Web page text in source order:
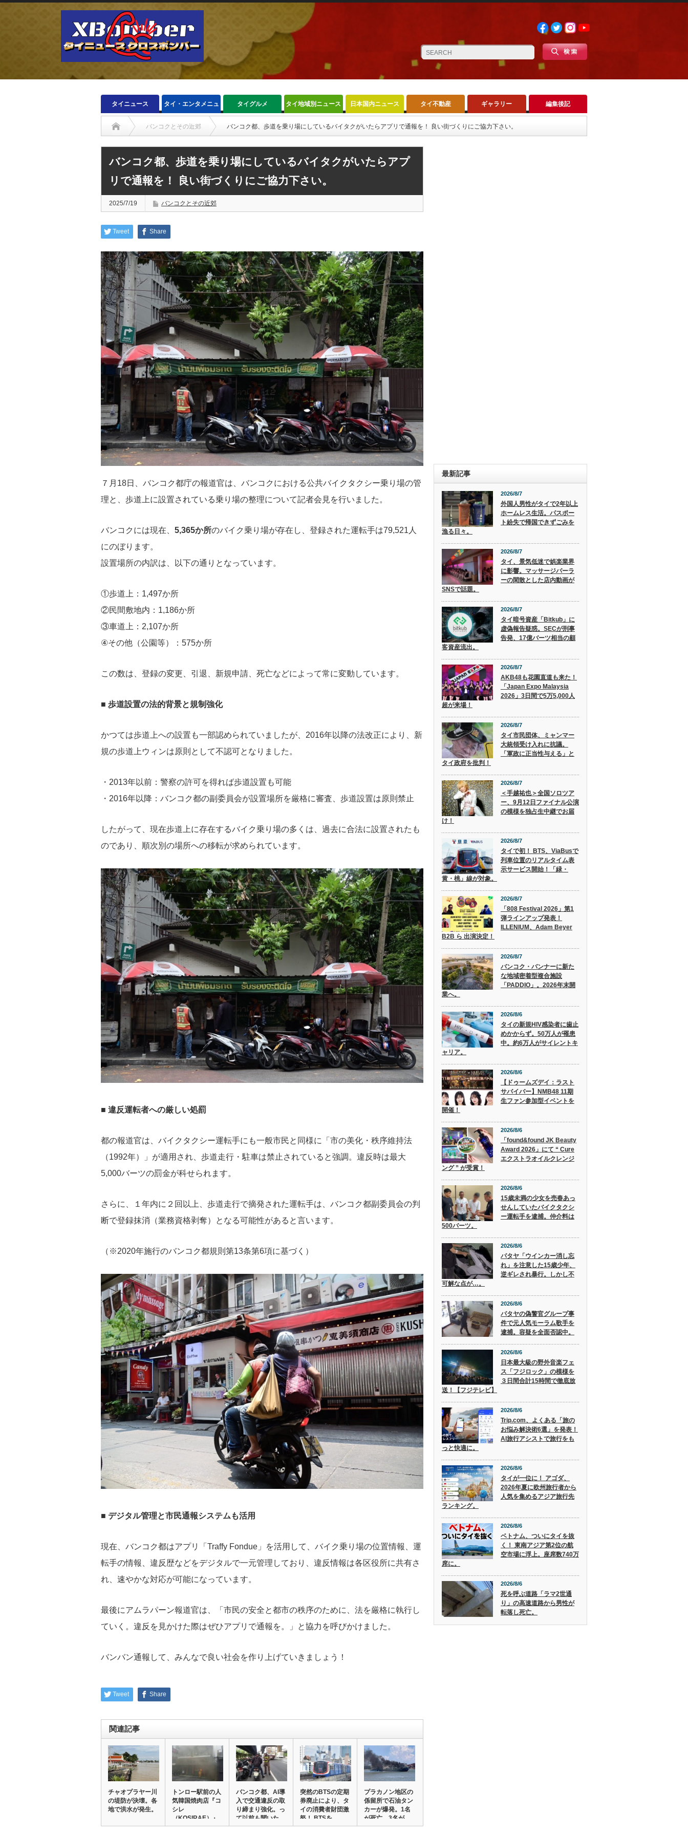
タイニュース タイ・エンタメニュ
ース
タイグルメ タイ地域別ニュース 日本国内ニュース タイ不動産 ギャラリー 編集後記
バンコクとその近郊 バンコク都、歩道を乗り場にしているバイタクがいたらアプリで通報を！ 良い街づくりにご協力下さい。
バンコク都、歩道を乗り場にしているバイタクがいたらアプ
リで通報を！ 良い街づくりにご協力下さい。
2025/7/19 バンコクとその近郊
Tweet Share
７月18日、バンコク都庁の報道官は、バンコクにおける公共バイクタクシー乗り場の管
理と、歩道上に設置されている乗り場の整理について記者会見を行いました。
バンコクには現在、 5,365か所のバイク乗り場が存在し、登録された運転手は79,521人
にのぼります。
設置場所の内訳は、以下の通りとなっています。
①歩道上：1,497か所
②民間敷地内：1,186か所
③車道上：2,107か所
④その他（公園等）：575か所
この数は、登録の変更、引退、新規申請、死亡などによって常に変動しています。
■ 歩道設置の法的背景と規制強化
かつては歩道上への設置も一部認められていましたが、2016年以降の法改正により、新
規の歩道上ウィンは原則として不認可となりました。
・2013年以前：警察の許可を得れば歩道設置も可能
・2016年以降：バンコク都の副委員会が設置場所を厳格に審査、歩道設置は原則禁止
したがって、現在歩道上に存在するバイク乗り場の多くは、過去に合法に設置されたも
のであり、順次別の場所への移転が求められています。
■ 違反運転者への厳しい処罰
都の報道官は、バイクタクシー運転手にも一般市民と同様に「市の美化・秩序維持法
（1992年）」が適用され、歩道走行・駐車は禁止されていると強調。違反時は最大
5,000バーツの罰金が科せられます。
さらに、１ 年内に２回以上、歩道走行で摘発された運転手は、バンコク都副委員会の判
断で登録抹消（業務資格剥奪）となる可能性があると言います。
（※2020年施行のバンコク都規則第13条第6項に基づく）
■ デジタル管理と市民通報システムも活用
現在、バンコク都はアプリ「Traffy Fondue」を活用して、バイク乗り場の位置情報、運
転手の情報、違反歴などをデジタルで一元管理しており、違反情報は各区役所に共有さ
れ、速やかな対応が可能になっています。
最後にアムラパーン報道官は、「市民の安全と都市の秩序のために、法を厳格に執行し
ていく。違反を見かけた際はぜひアプリで通報を。」と協力を呼びかけました。
バンバン通報して、みんなで良い社会を作り上げていきましょう！
Tweet Share
関連記事
チャオプラヤー川
の堤防が決壊。各
地で洪水が発生。
トンロー駅前の人
気韓国焼肉店『コ
シレ
（KOSIRAE）』
で火事。…
バンコク都、AI導
入で交通違反の取
り締まり強化。っ
て以前も聞いた…
突然のBTSの定期
券廃止により、タ
イの消費者財団激
怒！ BTSを…
プラカノン地区の
係留所で石油タン
カーが爆発。1名
が死亡、3名が
負…
最新記事
2026/8/7
外国人男性がタイで2年以上
ホームレス生活。パスポー
ト紛失で帰国できずごみを
漁る日々。
2026/8/7
タイ、景気低迷で娯楽業界
に影響。マッサージパーラ
ーの閑散とした店内動画が
SNSで話題。
2026/8/7
タイ暗号資産「Bitkub」に
虚偽報告疑惑。SECが刑事
告発、17億バーツ相当の顧
客資産流出。
2026/8/7
AKB48も花園直道も来た！
「Japan Expo Malaysia
2026」3日間で5万5,000人
超が来場！
2026/8/7
タイ市民団体、ミャンマー
大統領受け入れに抗議。
「軍政に正当性与える」と
タイ政府を批判！
2026/8/7
＜手越祐也＞全国ソロツア
ー、9月12日ファイナル公演
の模様を独占生中継でお届
け！
2026/8/7
タイで初！ BTS、ViaBusで
列車位置のリアルタイム表
示サービス開始！「緑・
黄・桃」線が対象。
2026/8/7
「808 Festival 2026」第1
弾ラインアップ発表！
ILLENIUM、Adam Beyer
B2B ら 出演決定！
2026/8/7
バンコク・バンナーに新た
な地域密着型複合施設
「PADDIO」。2026年末開
業へ。
2026/8/6
タイの新規HIV感染者に歯止
めかからず。50万人が罹患
中。約6万人がサイレントキ
ャリア。
2026/8/6
【ドゥームズデイ：ラスト
サバイバー】NMB48 11期
生ファン参加型イベントを
開催！
2026/8/6
「found&found JK Beauty
Award 2026」にて “ Cure
エクストラオイルクレンジ
ング ” が受賞！
2026/8/6
15歳未満の少女を売春あっ
せんしていたバイクタクシ
ー運転手を逮捕。仲介料は
500バーツ。
2026/8/6
パタヤ「ウインカー消し忘
れ」を注意した15歳少年、
逆ギレされ暴行。しかし不
可解な点が…。
2026/8/6
パタヤの偽警官グループ事
件で元人気モーラム歌手を
逮捕。容疑を全面否認中。
2026/8/6
日本最大級の野外音楽フェ
ス「フジロック」の模様を
３日間合計15時間で徹底放
送！【フジテレビ】
2026/8/6
Trip.com、よくある「旅の
お悩み解決術6選」を発表！
AI旅行アシストで旅行をも
っと快適に。
2026/8/6
タイが一位に！ アゴダ、
2026年夏に欧州旅行者から
人気を集めるアジア旅行先
ランキング。
2026/8/6
ベトナム、ついにタイを抜
く！ 東南アジア第2位の航
空市場に浮上。座席数740万
席に。
2026/8/6
死を呼ぶ道路「ラマ2世通
り」の高速道路から男性が
転落し死亡。